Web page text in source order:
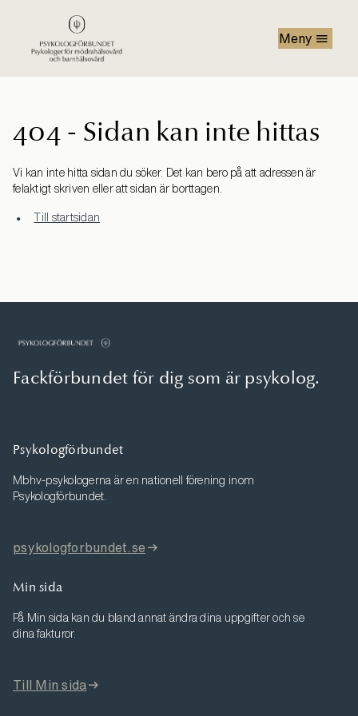
Meny
404 - Sidan kan inte hittas
Vi kan inte hitta sidan du söker. Det kan bero på att adressen är
felaktigt skriven eller att sidan är borttagen.
Till startsidan
Fackförbundet för dig som är psykolog.
Psykologförbundet
Mbhv-psykologerna är en nationell förening inom
Psykologförbundet.
psykologforbundet.se
Min sida
På Min sida kan du bland annat ändra dina uppgifter och se
dina fakturor.
Till Min sida